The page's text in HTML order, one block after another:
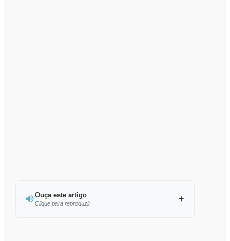
Ouça este artigo
Clique para reproduzir